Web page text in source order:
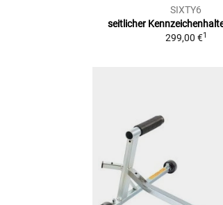
SIXTY6
seitlicher
299,00 €1